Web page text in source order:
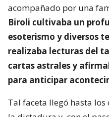
acompañado por una
Biroli cultivaba un
esoterismo y diversos
realizaba lecturas del
cartas astrales y
para anticipar
Tal faceta llegó hasta